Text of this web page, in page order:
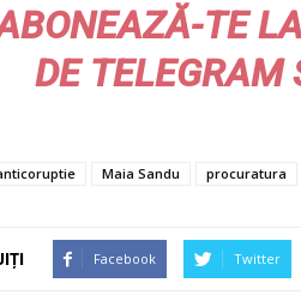
TE
DETELEGRAM
Maia Sandu procuratura
Facebook Twitter